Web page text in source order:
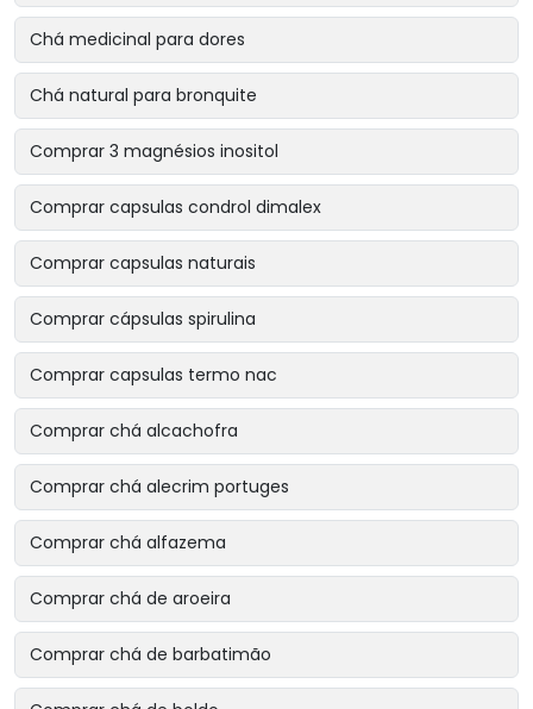
Chá medicinal para dores
Chá natural para bronquite
Comprar 3 magnésios inositol
Comprar capsulas condrol dimalex
Comprar capsulas naturais
Comprar cápsulas spirulina
Comprar capsulas termo nac
Comprar chá alcachofra
Comprar chá alecrim portuges
Comprar chá alfazema
Comprar chá de aroeira
Comprar chá de barbatimão